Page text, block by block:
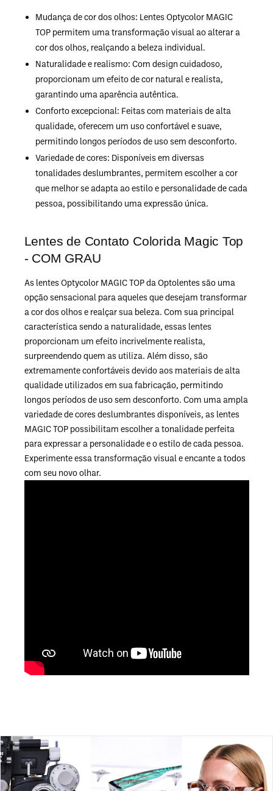
Mudança de cor dos olhos: Lentes Optycolor MAGIC
TOP permitem uma transformação visual ao alterar a
cor dos olhos, realçando a beleza individual.
Naturalidade e realismo: Com design cuidadoso,
proporcionam um efeito de cor natural e realista,
garantindo uma aparência autêntica.
Conforto excepcional: Feitas com materiais de alta
qualidade, oferecem um uso confortável e suave,
permitindo longos períodos de uso sem desconforto.
Variedade de cores: Disponíveis em diversas
tonalidades deslumbrantes, permitem escolher a cor
que melhor se adapta ao estilo e personalidade de cada
pessoa, possibilitando uma expressão única.
Lentes de Contato Colorida Magic Top
- COM GRAU
As lentes Optycolor MAGIC TOP da Optolentes são uma
opção sensacional para aqueles que desejam transformar
a cor dos olhos e realçar sua beleza. Com sua principal
característica sendo a naturalidade, essas lentes
proporcionam um efeito incrivelmente realista,
surpreendendo quem as utiliza. Além disso, são
extremamente confortáveis devido aos materiais de alta
qualidade utilizados em sua fabricação, permitindo
longos períodos de uso sem desconforto. Com uma ampla
variedade de cores deslumbrantes disponíveis, as lentes
MAGIC TOP possibilitam escolher a tonalidade perfeita
para expressar a personalidade e o estilo de cada pessoa.
Experimente essa transformação visual e encante a todos
com seu novo olhar.